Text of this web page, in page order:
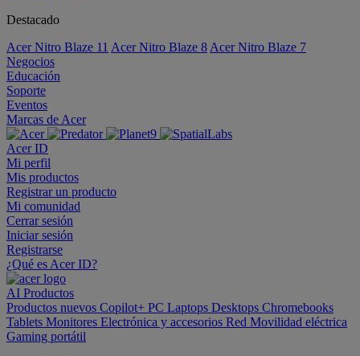
Destacado
Acer Nitro Blaze 11 Acer Nitro Blaze 8 Acer Nitro Blaze 7
Negocios
Educación
Soporte
Eventos
Marcas de Acer
Acer ID
Mi perfil
Mis productos
Registrar un producto
Mi comunidad
Cerrar sesión
Iniciar sesión
Registrarse
¿Qué es Acer ID?
AI Productos
Productos nuevos Copilot+ PC Laptops Desktops Chromebooks
Tablets Monitores Electrónica y accesorios Red Movilidad eléctrica
Gaming portátil